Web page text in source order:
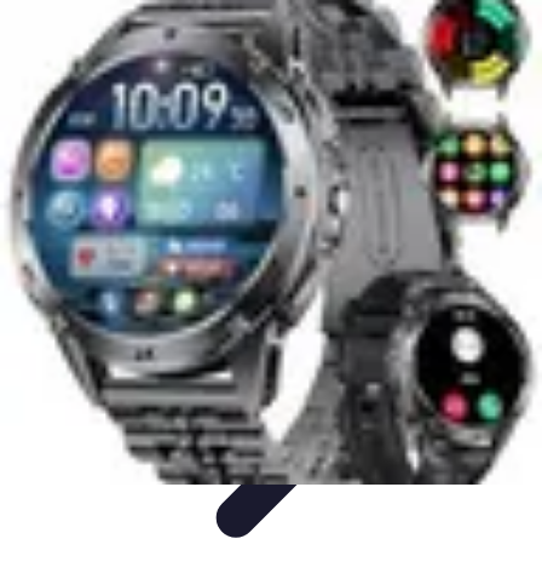
Passion Basket
Événements et Tournois
Techniques de Jeu Entraînement et
TechniquesActualités Développement Personnel
Passion Basket